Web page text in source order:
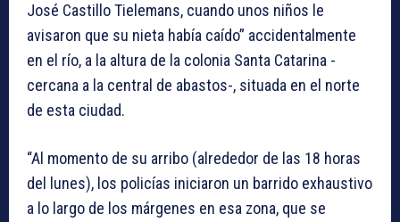
José Castillo Tielemans, cuando unos niños le
avisaron que su nieta había caído” accidentalmente
en el río, a la altura de la colonia Santa Catarina -
cercana a la central de abastos-, situada en el norte
de esta ciudad.
“Al momento de su arribo (alrededor de las 18 horas
del lunes), los policías iniciaron un barrido exhaustivo
a lo largo de los márgenes en esa zona, que se